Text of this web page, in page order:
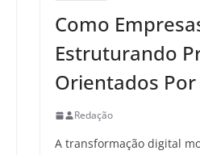
Como
Estruturando
Orientados
Redação
A transformação digital